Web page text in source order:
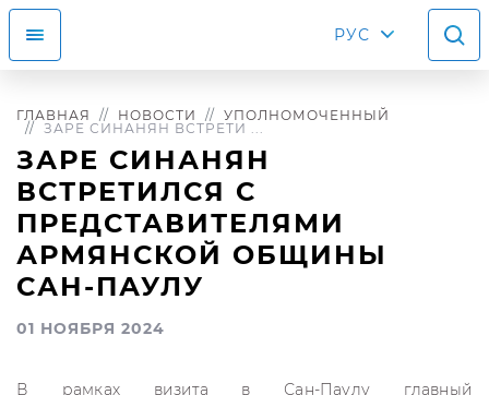
РУС
ГЛАВНАЯ НОВОСТИ
УПОЛНОМОЧЕННЫЙ
ЗАРЕ СИНАНЯН ВСТРЕТИ ...
ЗАРЕ СИНАНЯН
ВСТРЕТИЛСЯ С
ПРЕДСТАВИТЕЛЯМИ
АРМЯНСКОЙ ОБЩИНЫ
САН-ПАУЛУ
01 НОЯБРЯ 2024
В рамках визита в Сан-Паулу главный